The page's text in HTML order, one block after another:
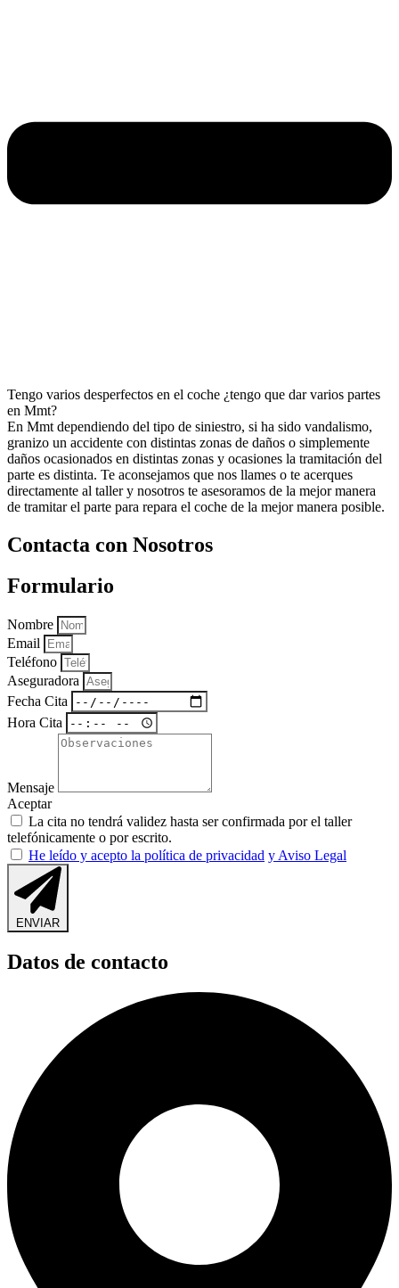
Tengo varios desperfectos en el coche ¿tengo que dar varios partes
en Mmt?
En Mmt dependiendo del tipo de siniestro, si ha sido vandalismo,
granizo un accidente con distintas zonas de daños o simplemente
daños ocasionados en distintas zonas y ocasiones la tramitación del
parte es distinta. Te aconsejamos que nos llames o te acerques
directamente al taller y nosotros te asesoramos de la mejor manera
de tramitar el parte para repara el coche de la mejor manera posible.
Contacta con Nosotros
Formulario
Nombre
Email
Teléfono
Aseguradora
Fecha Cita
Hora Cita
Mensaje
Aceptar
La cita no tendrá validez hasta ser confirmada por el taller
telefónicamente o por escrito.
He leído y acepto la política de privacidad y Aviso Legal
ENVIAR
Datos de contacto